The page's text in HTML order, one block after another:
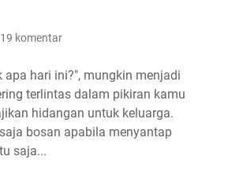
19 komentar
apa hari ini?", mungkin menjadi
terlintas dalam pikiran kamu
hidangan untuk keluarga.
bosan apabila menyantap
saja...